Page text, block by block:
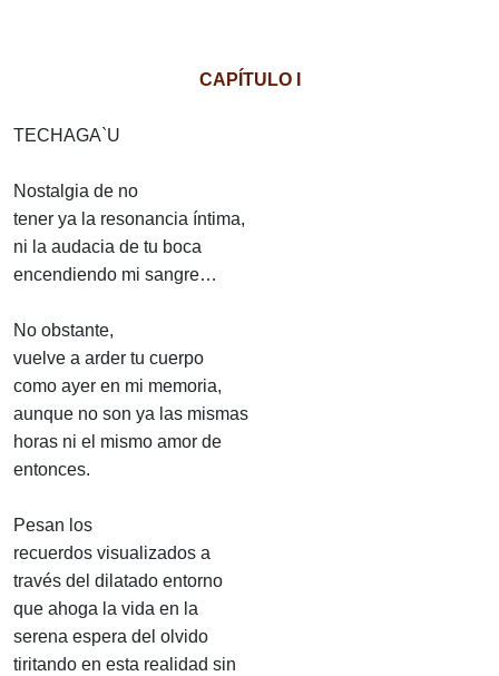
CAPÍTULO I
TECHAGA`U
Nostalgia de no
tener ya la resonancia íntima,
ni la audacia de tu boca
encendiendo mi sangre…
No obstante,
vuelve a arder tu cuerpo
como ayer en mi memoria,
aunque no son ya las mismas
horas ni el mismo amor de
entonces.
Pesan los
recuerdos visualizados a
través del dilatado entorno
que ahoga la vida en la
serena espera del olvido
tiritando en esta realidad sin